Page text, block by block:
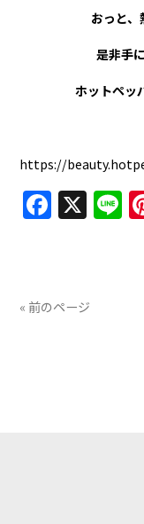
おっと
是非手
ホットペッ
https://
X
« 前のページ